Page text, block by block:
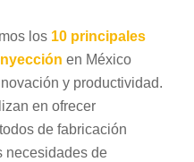
los10 principales
en México
y productividad.
en ofrecer
de fabricación
necesidades de